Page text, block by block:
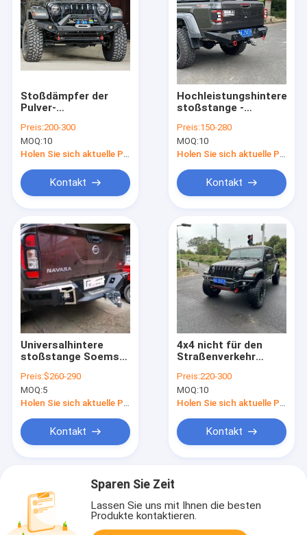
Stoßdämpfer der
Pulver-
mit einfachem, für
Jeep Gladiator zu
installieren
Preis:200-300
MOQ:10
Kontakt
Hochleistungshintere
stoßstange -
Jeep Gladiator
Preis:150-280
MOQ:10
Kontakt
Universalhintere
stoßstange Soems
Hilux/Förster/Dmax/Triton
Preis:$260-290
MOQ:5
Holen Sie sich aktuelle Preis
Kontakt
4x4 nicht für den
Straßenverkehr
Bumper For Jeep
Gladiator JK JL
Preis:220-300
MOQ:10
Holen Sie sich aktuelle Preis
Kontakt
Sparen Sie Zeit
Lassen Sie uns mit Ihnen die besten
Produkte kontaktieren.